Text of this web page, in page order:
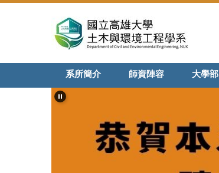
內
區
系所簡介 師資陣容 大學部